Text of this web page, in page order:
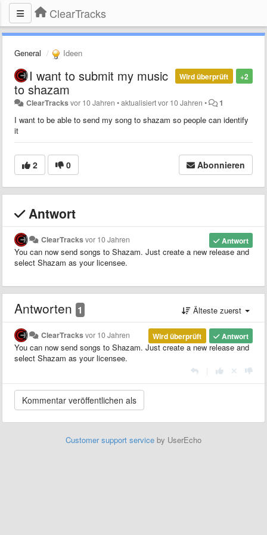
ClearTracks
General Ideen
+2
Wird überprüft
I want to submit my music
to shazam
ClearTracksvor 10 Jahren •aktualisiertvor 10 Jahren • 1
I want to be able to send my song to shazam so people can identify
it
2 0 Abonnieren
Antwort
Antwort
ClearTracksvor 10 Jahren
You can now send songs to Shazam. Just create a new release and
select Shazam as your licensee.
Antworten 1 Älteste zuerst
Antwort
Wird überprüft
ClearTracksvor 10 Jahren
You can now send songs to Shazam. Just create a new release and
select Shazam as your licensee.
Customer support service by UserEcho